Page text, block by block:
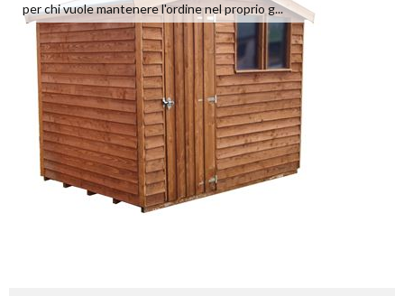
per chi vuole mantenere l'ordine nel proprio g...